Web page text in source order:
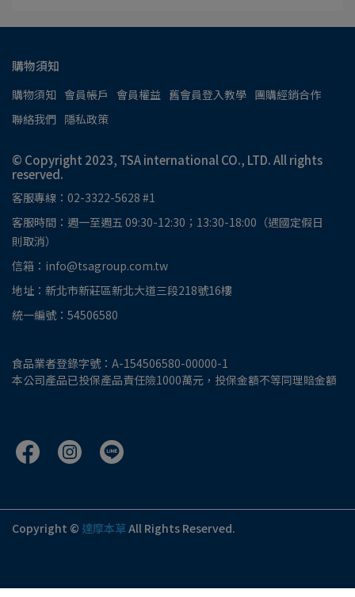
購物須知
購物須知 會員帳戶 會員權益 舊會員登入教學 團購經銷合作
聯絡我們 隱私政策
© Copyright 2023, TSA international CO., LTD. All rights
reserved.
客服專線：02-3322-5628 #1
客服時間：週一至週五 09:30-12:30；13:30-18:00（遇國定假日
則取消）
信箱：info@tsagroup.com.tw
地址：新北市新莊區新北大道三段218號16樓
統一編號：54506580
食品業者登錄字號：A-154506580-00000-1
本公司產品已投保產品責任險1000萬元，投保金額不等同理賠金額
Copyright © 達摩本草All Rights Reserved.